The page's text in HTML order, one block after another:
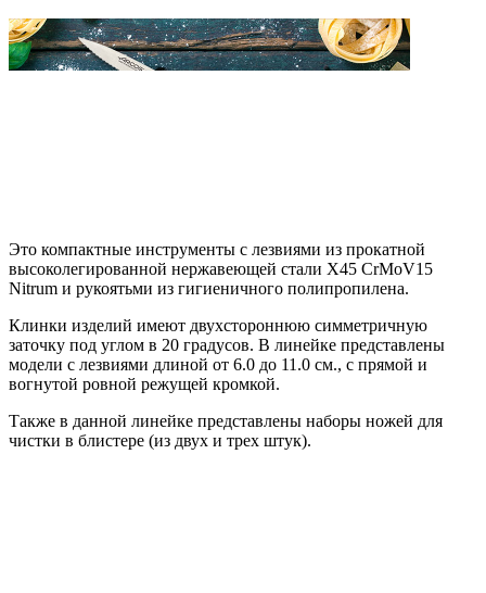
Это компактные инструменты с лезвиями из прокатной
высоколегированной нержавеющей стали X45 CrMoV15
Nitrum и рукоятьми из гигиеничного полипропилена.
Клинки изделий имеют двухстороннюю симметричную
заточку под углом в 20 градусов. В линейке представлены
модели с лезвиями длиной от 6.0 до 11.0 см., с прямой и
вогнутой ровной режущей кромкой.
Также в данной линейке представлены наборы ножей для
чистки в блистере (из двух и трех штук).